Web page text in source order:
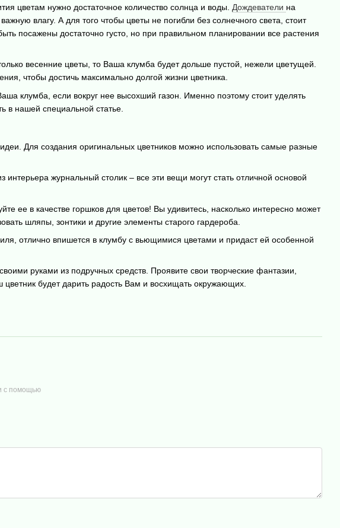
цветам нужно достаточное количество солнца и воды. Дождеватели на
влагу. А для того чтобы цветы не погибли без солнечного света, стоит
посажены достаточно густо, но при правильном планировании все растения
весенние цветы, то Ваша клумба будет дольше пустой, нежели цветущей.
чтобы достичь максимально долгой жизни цветника.
клумба, если вокруг нее высохший газон. Именно поэтому стоит уделять
в нашей специальной статье.
Для создания оригинальных цветников можно использовать самые разные
журнальный столик – все эти вещи могут стать отличной основой
ее в качестве горшков для цветов! Вы удивитесь, насколько интересно может
шляпы, зонтики и другие элементы старого гардероба.
отлично впишется в клумбу с вьющимися цветами и придаст ей особенной
руками из подручных средств. Проявите свои творческие фантазии,
будет дарить радость Вам и восхищать окружающих.
с помощью